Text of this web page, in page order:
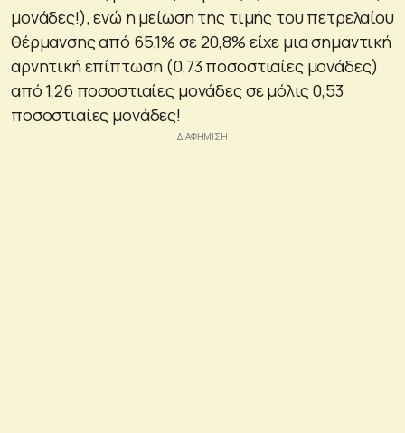
μονάδες!), ενώ η μείωση της τιμής του πετρελαίου
θέρμανσης από 65,1% σε 20,8% είχε μια σημαντική
αρνητική επίπτωση (0,73 ποσοστιαίες μονάδες)
από 1,26 ποσοστιαίες μονάδες σε μόλις 0,53
ποσοστιαίες μονάδες!